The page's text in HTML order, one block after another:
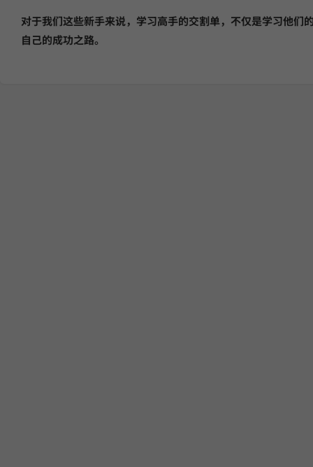
对于我们这些新手来说，学习高手的交割单，不仅是学习他
自己的成功之路。